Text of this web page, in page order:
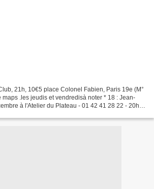
21h, 10€5 place Colonel Fabien, Paris 19e (M°
.les jeudis et vendredisà noter * 18 : Jean-
à l'Atelier du Plateau - 01 42 41 28 22 - 20h -